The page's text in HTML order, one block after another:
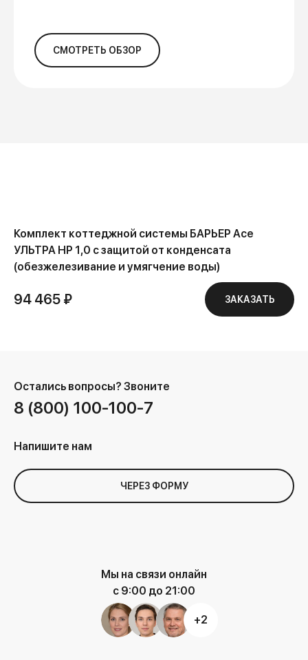
СМОТРЕТЬ ОБЗОР
Комплект коттеджной системы БАРЬЕР Ace
УЛЬТРА HP 1,0 с защитой от конденсата
(обезжелезивание и умягчение воды)
94 465 ₽ ЗАКАЗАТЬ
Остались вопросы? Звоните
8 (800) 100-100-7
Напишите нам
ЧЕРЕЗ ФОРМУ
Мы на связи онлайн
с 9:00 до 21:00
+2